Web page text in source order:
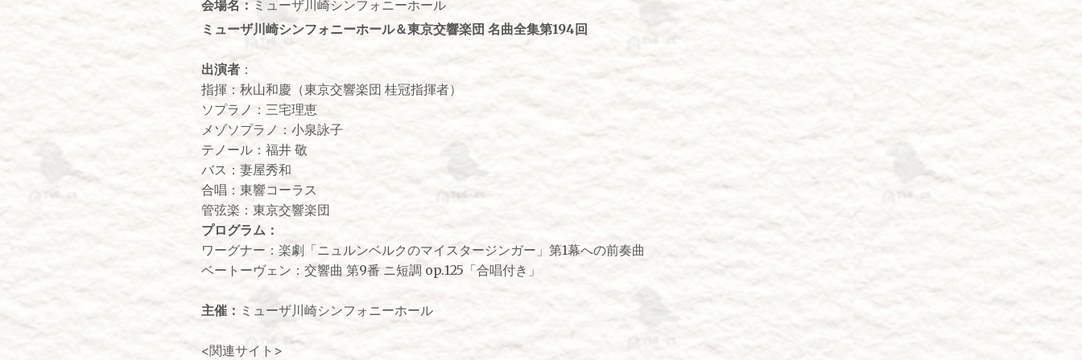
会場名： ミューザ川崎シンフォニーホール
ミューザ川崎シンフォニーホール＆東京交響楽団 名曲全集第194回
出演者 ：
指揮：秋山和慶（東京交響楽団 桂冠指揮者）
ソプラノ：三宅理恵
メゾソプラノ：小泉詠子
テノール：福井 敬
バス：妻屋秀和
合唱：東響コーラス
管弦楽：東京交響楽団
プログラム：
ワーグナー：楽劇「ニュルンベルクのマイスタージンガー」第1幕への前奏曲
ベートーヴェン：交響曲 第9番 ニ短調 op.125「合唱付き」
主催： ミューザ川崎シンフォニーホール
<関連サイト>